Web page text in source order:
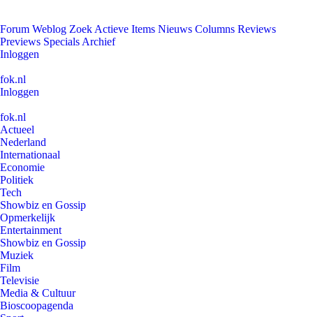
Forum Weblog Zoek Actieve Items Nieuws Columns Reviews
Previews Specials Archief
Inloggen
fok.nl
Inloggen
fok.nl
Actueel
Nederland
Internationaal
Economie
Politiek
Tech
Showbiz en Gossip
Opmerkelijk
Entertainment
Showbiz en Gossip
Muziek
Film
Televisie
Media & Cultuur
Bioscoopagenda